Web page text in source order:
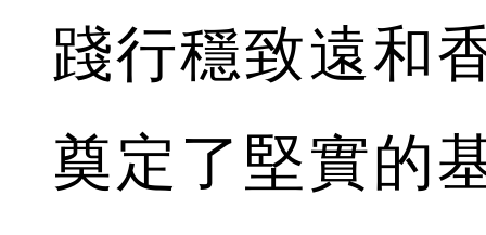
踐行穩致遠和
奠定了堅實的